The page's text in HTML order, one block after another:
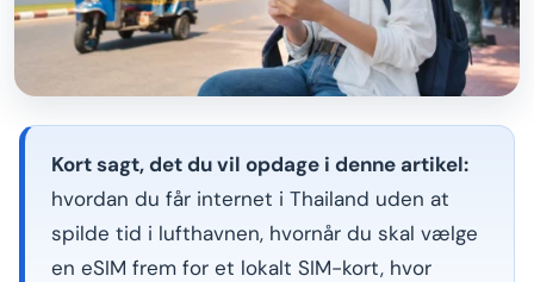
Kort sagt, det du vil opdage i denne artikel:
hvordan du får internet i Thailand uden at
spilde tid i lufthavnen, hvornår du skal vælge
en eSIM frem for et lokalt SIM-kort, hvor